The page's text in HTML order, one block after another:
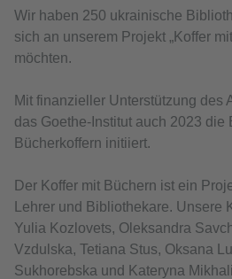
Wir haben 250 ukrainische
sich an unserem Projekt „Koffer
möchten.
Mit finanzieller Unterstützung des
das Goethe-Institut auch 2023 die
Bücherkoffern initiiert.
Der Koffer mit Büchern ist ein
Lehrer und Bibliothekare. Unsere
Yulia Kozlovets, Oleksandra
Vzdulska, Tetiana Stus, Oksana
Sukhorebska und Kateryna